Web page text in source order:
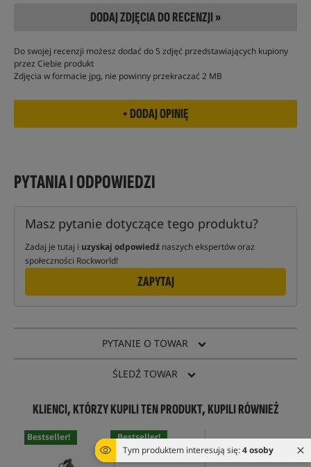
Tym produktem interesują się:4 osoby
DODAJ ZDJĘCIA DO RECENZJI »
Do swojej recenzji możesz dodać do 5 zdjęć przedstawiających kupiony
przez Ciebie produkt
Zdjęcia w formacie jpg, nie powinny przekraczać 2 MB
PYTANIA I ODPOWIEDZI
Masz pytanie dotyczące tego produktu?
Zadaj je tutaj i uzyskaj odpowiedź naszych ekspertów oraz
społeczności Rockworld!
ZAPYTAJ
PYTANIE O TOWAR
ŚLEDŹ TOWAR
KLIENCI, KTÓRZY KUPILI TEN PRODUKT, KUPILI RÓWNIEŻ
Bestseller! Bestseller!